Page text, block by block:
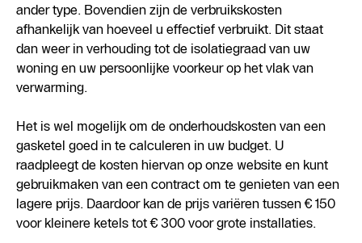
ander type. Bovendien zijn de verbruikskosten
afhankelijk van hoeveel u effectief verbruikt. Dit staat
dan weer in verhouding tot de isolatiegraad van uw
woning en uw persoonlijke voorkeur op het vlak van
verwarming.
Het is wel mogelijk om de onderhoudskosten van een
gasketel goed in te calculeren in uw budget. U
raadpleegt de kosten hiervan op onze website en kunt
gebruikmaken van een contract om te genieten van een
lagere prijs. Daardoor kan de prijs variëren tussen € 150
voor kleinere ketels tot € 300 voor grote installaties.